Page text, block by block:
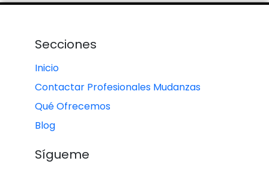
Secciones
Inicio
Contactar Profesionales Mudanzas
Qué Ofrecemos
Blog
Sígueme